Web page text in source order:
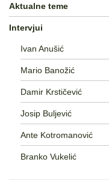
Aktualne teme
Intervjui
Ivan Anušić
Mario Banožić
Damir Krstičević
Josip Buljević
Ante Kotromanović
Branko Vukelić